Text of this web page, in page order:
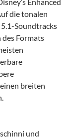
die tonalen
Soundtracks
Formats
breiten
und